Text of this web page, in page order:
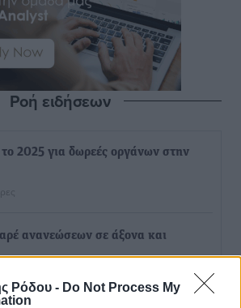
Ρόδου - Do Not Process My
Ροή ειδήσεων
2025 για δωρεές οργάνων στην
ανανεώσεων σε άξονα και